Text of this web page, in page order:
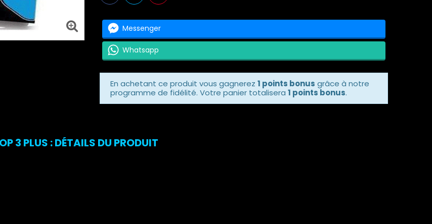
Messenger
Whatsapp
En achetant ce produit vous gagnerez 1 points bonus grâce à notre
programme de fidélité. Votre panier totalisera 1 points bonus.
3 PLUS : DÉTAILS DU PRODUIT